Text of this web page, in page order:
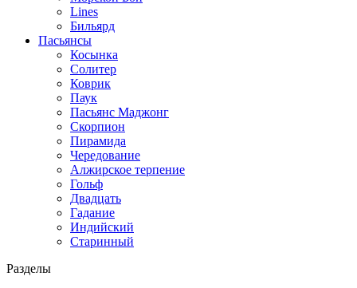
Lines
Бильярд
Пасьянсы
Косынка
Солитер
Коврик
Паук
Пасьянс Маджонг
Скорпион
Пирамида
Чередование
Алжирское терпение
Гольф
Двадцать
Гадание
Индийский
Старинный
Разделы